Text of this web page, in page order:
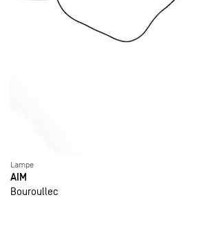
Lampe
AIM
Bouroullec